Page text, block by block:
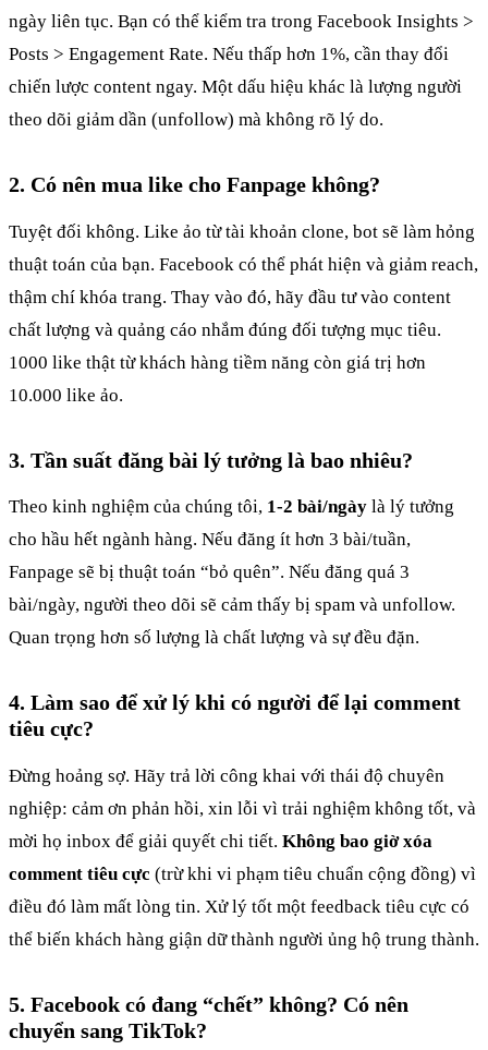
ngày liên tục. Bạn có thể kiểm tra trong Facebook Insights >
Posts > Engagement Rate. Nếu thấp hơn 1%, cần thay đổi
chiến lược content ngay. Một dấu hiệu khác là lượng người
theo dõi giảm dần (unfollow) mà không rõ lý do.
2. Có nên mua like cho Fanpage không?
Tuyệt đối không. Like ảo từ tài khoản clone, bot sẽ làm hỏng
thuật toán của bạn. Facebook có thể phát hiện và giảm reach,
thậm chí khóa trang. Thay vào đó, hãy đầu tư vào content
chất lượng và quảng cáo nhắm đúng đối tượng mục tiêu.
1000 like thật từ khách hàng tiềm năng còn giá trị hơn
10.000 like ảo.
3. Tần suất đăng bài lý tưởng là bao nhiêu?
Theo kinh nghiệm của chúng tôi, 1-2 bài/ngày là lý tưởng
cho hầu hết ngành hàng. Nếu đăng ít hơn 3 bài/tuần,
Fanpage sẽ bị thuật toán “bỏ quên”. Nếu đăng quá 3
bài/ngày, người theo dõi sẽ cảm thấy bị spam và unfollow.
Quan trọng hơn số lượng là chất lượng và sự đều đặn.
4. Làm sao để xử lý khi có người để lại comment
tiêu cực?
Đừng hoảng sợ. Hãy trả lời công khai với thái độ chuyên
nghiệp: cảm ơn phản hồi, xin lỗi vì trải nghiệm không tốt, và
mời họ inbox để giải quyết chi tiết. Không bao giờ xóa
comment tiêu cực (trừ khi vi phạm tiêu chuẩn cộng đồng) vì
điều đó làm mất lòng tin. Xử lý tốt một feedback tiêu cực có
thể biến khách hàng giận dữ thành người ủng hộ trung thành.
5. Facebook có đang “chết” không? Có nên
chuyển sang TikTok?